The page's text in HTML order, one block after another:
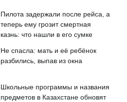
Пилота задержали после рейса, а
теперь ему грозит смертная
казнь: что нашли в его сумке
Не спасла: мать и её ребёнок
разбились, выпав из окна
Школьные программы и названия
предметов в Казахстане обновят